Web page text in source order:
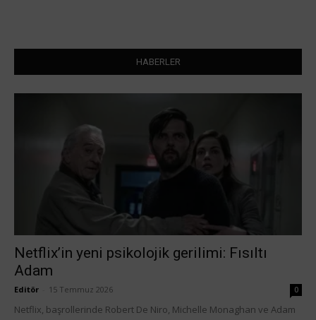
HABERLER
Netflix’in yeni psikolojik gerilimi: Fısıltı
Adam
Editör 15 Temmuz 2026 0
Netflix, başrollerinde Robert De Niro, Michelle Monaghan ve Adam